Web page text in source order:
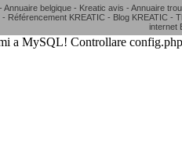
- Annuaire belgique - Kreatic avis - Annuaire
- Référencement KREATIC - Blog KREATIC -
internet
a MySQL! Controllare